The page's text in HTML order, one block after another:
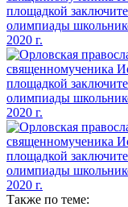
Также по теме: